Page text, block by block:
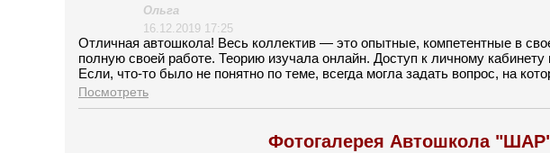
Ольга
16.12.2019 17:25
Отличная автошкола! Весь коллектив — это опытные, компетентные в
полную своей работе. Теорию изучала онлайн. Доступ к личному
Если, что-то было не понятно по теме, всегда могла задать вопрос, на
время, если пропускала онлайн занятие, смотрела его в записи. График
инструктором. Рекомендую автошколу ШАР!!!
Посмотреть
Фотогалерея Автошкола